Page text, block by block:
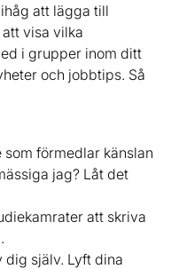
att lägga till
visa vilka
i grupper inom ditt
och jobbtips. Så
förmedlar känslan
jag? Låt det
att skriva
dig själv. Lyft dina